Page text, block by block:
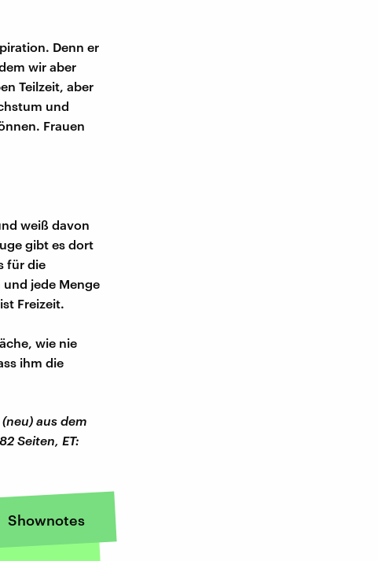
Denn er
wir aber
Teilzeit, aber
und
Frauen
weiß davon
gibt es dort
für die
jede Menge
Freizeit.
wie nie
ihm die
aus dem
Seiten, ET:
Shownotes